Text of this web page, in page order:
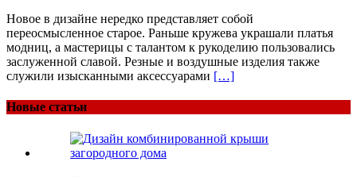
Новое в дизайне нередко представляет собой
переосмысленное старое. Раньше кружева украшали платья
модниц, а мастерицы с талантом к рукоделию пользовались
заслуженной славой. Резные и воздушные изделия также
служили изысканными аксессуарами […]
Новые статьи